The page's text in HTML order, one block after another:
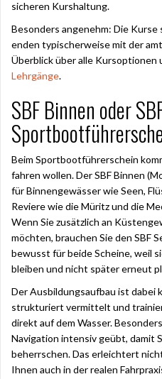
sicheren Kurshaltung.
Besonders angenehm: Die
enden typischerweise mit der
Überblick über alle Kursoptionen
Lehrgänge.
SBF Binnen oder
Beim Sportbootführerschein
fahren wollen. Der SBF Binnen
für Binnengewässer wie Seen,
Reviere wie die Müritz und die
Wenn Sie zusätzlich an
möchten, brauchen Sie den SBF
bewusst für beide Scheine, weil
bleiben und nicht später erneut
Der Ausbildungsaufbau ist dabei
strukturiert vermittelt und
direkt auf dem Wasser.
Navigation intensiv geübt, damit
beherrschen. Das erleichtert
Ihnen auch in der realen